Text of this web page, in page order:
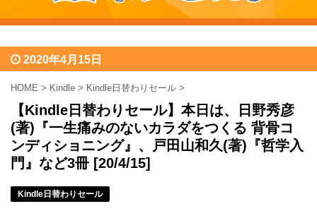
2020年4月15日
HOME > Kindle > Kindle日替わりセール >
【Kindle日替わりセール】本日は、日野秀彦
(著)『一生痛みのないカラダをつくる 背骨コ
ンディショニング』、戸田山和久(著)『哲学入
門』など3冊 [20/4/15]
Kindle日替わりセール